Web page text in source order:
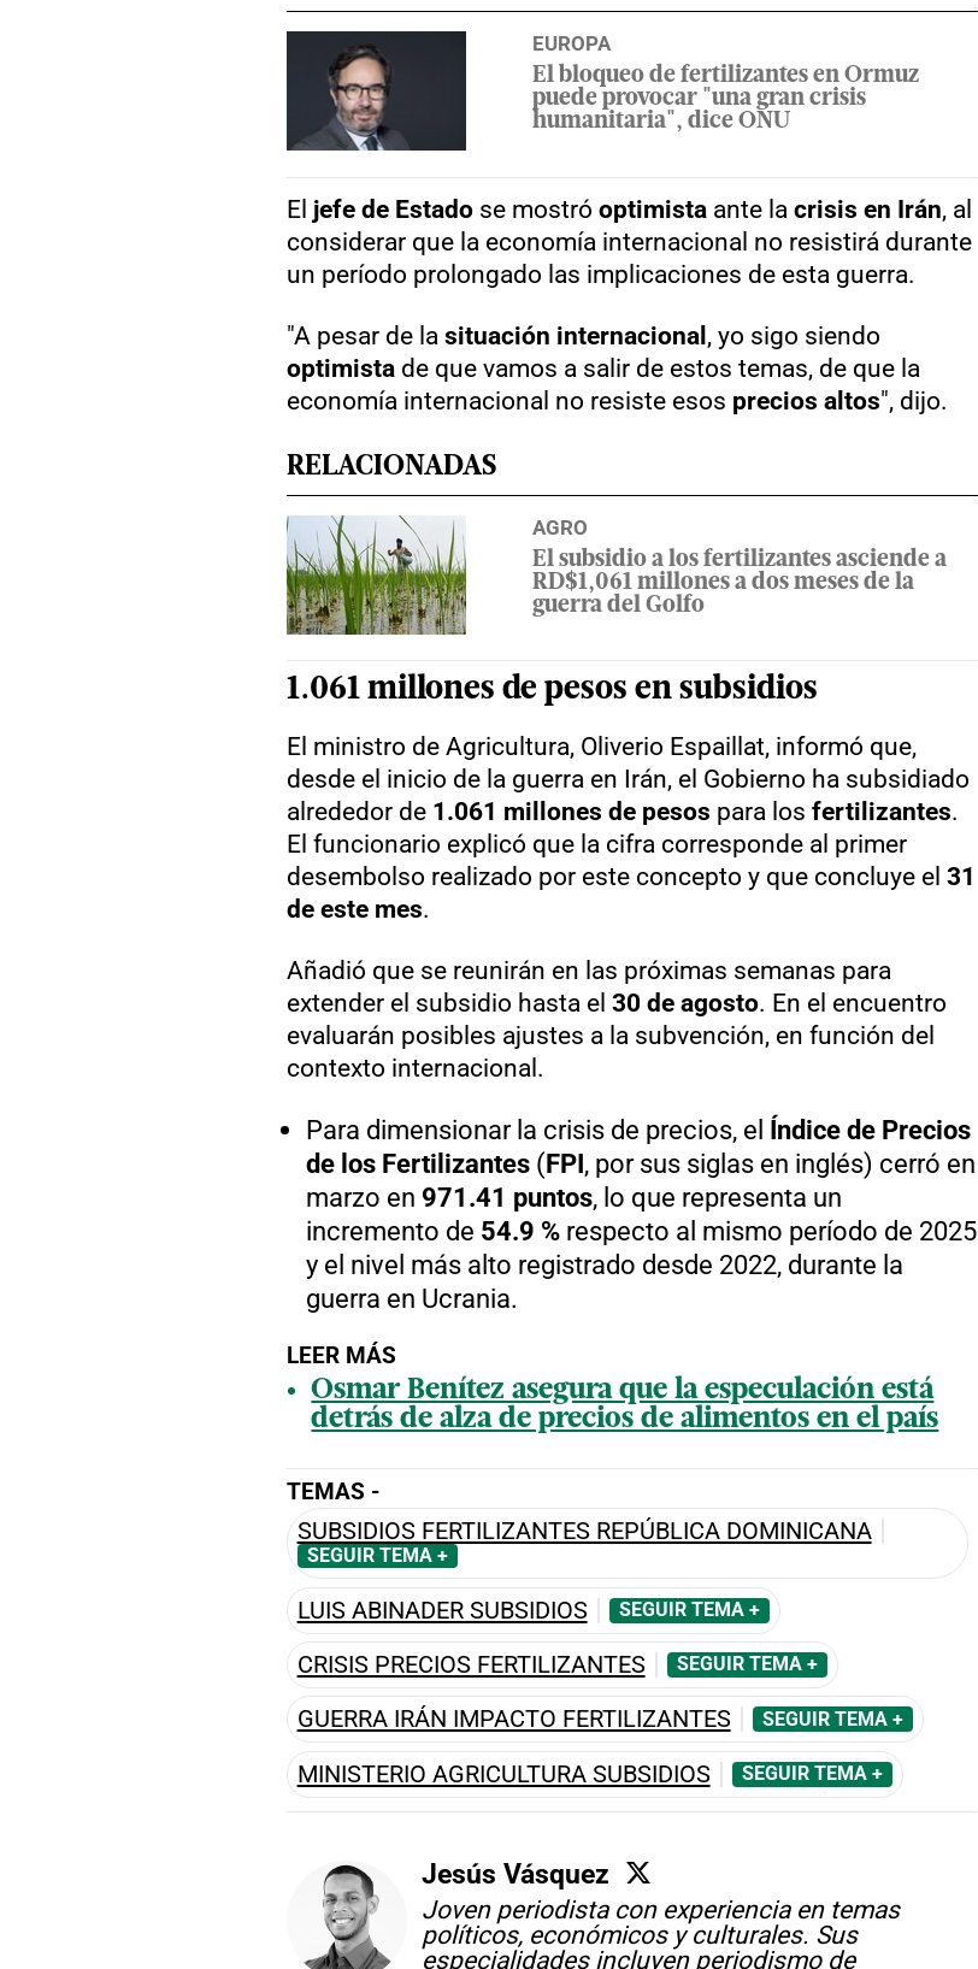
EUROPA
El bloqueo de fertilizantes en Ormuz
puede provocar "una gran crisis
humanitaria", dice ONU
El jefe de Estadose mostró optimistaante la crisis en Irán, al
considerar que la economía internacional no resistirá durante
un período prolongado las implicaciones de esta guerra.
"A pesar de la situación internacional, yo sigo siendo
optimistade que vamos a salir de estos temas, de que la
economía internacional no resiste esos precios altos", dijo.
RELACIONADAS
AGRO
El subsidio a los fertilizantes asciende a
RD$1,061 millones a dos meses de la
guerra del Golfo
1.061 millones de pesos en subsidios
El ministro de Agricultura, Oliverio Espaillat, informó que,
desde el inicio de la guerra en Irán, el Gobierno ha subsidiado
alrededor de 1.061 millones de pesos para los fertilizantes.
El funcionario explicó que la cifra corresponde al primer
desembolso realizado por este concepto y que concluye el 31
de este mes.
Añadió que se reunirán en las próximas semanas para
extender el subsidio hasta el 30 de agosto. En el encuentro
evaluarán posibles ajustes a la subvención, en función del
contexto internacional.
Para dimensionar la crisis de precios, el Índice de Precios
de los Fertilizantes(FPI, por sus siglas en inglés) cerró en
marzo en 971.41 puntos, lo que representa un
incremento de 54.9 %respecto al mismo período de 2025
y el nivel más alto registrado desde 2022, durante la
guerra en Ucrania.
LEER MÁS
Osmar Benítez asegura que la especulación está
detrás de alza de precios de alimentos en el país
TEMAS -
SUBSIDIOS FERTILIZANTES REPÚBLICA DOMINICANA
SEGUIR TEMA +
LUIS ABINADER SUBSIDIOS SEGUIR TEMA +
CRISIS PRECIOS FERTILIZANTES SEGUIR TEMA +
GUERRA IRÁN IMPACTO FERTILIZANTES SEGUIR TEMA +
MINISTERIO AGRICULTURA SUBSIDIOS SEGUIR TEMA +
Jesús Vásquez
Joven periodista con experiencia en temas
políticos, económicos y culturales. Sus
especialidades incluyen periodismo de